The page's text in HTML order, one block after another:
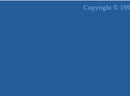
Copyright ©